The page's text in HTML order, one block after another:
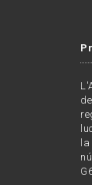
la